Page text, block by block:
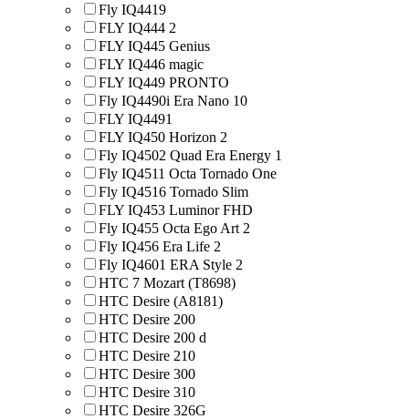
Fly IQ4419
FLY IQ444 2
FLY IQ445 Genius
FLY IQ446 magic
FLY IQ449 PRONTO
Fly IQ4490i Era Nano 10
FLY IQ4491
FLY IQ450 Horizon 2
Fly IQ4502 Quad Era Energy 1
Fly IQ4511 Octa Tornado One
Fly IQ4516 Tornado Slim
FLY IQ453 Luminor FHD
Fly IQ455 Octa Ego Art 2
Fly IQ456 Era Life 2
Fly IQ4601 ERA Style 2
HTC 7 Mozart (T8698)
HTC Desire (A8181)
HTC Desire 200
HTC Desire 200 d
HTC Desire 210
HTC Desire 300
HTC Desire 310
HTC Desire 326G